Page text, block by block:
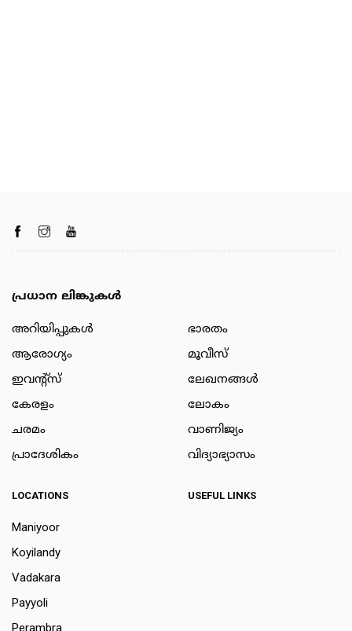
പ്രധാന ലിങ്കുകൾ
അറിയിപ്പുകള്‍
ആരോഗ്യം
ഇവന്റ്സ്
കേരളം
ചരമം
പ്രാദേശികം
ഭാരതം
മൂവീസ്
ലേഖനങ്ങള്‍
ലോകം
വാണിജ്യം
വിദ്യാഭ്യാസം
LOCATIONS
Maniyoor
Koyilandy
Vadakara
Payyoli
Perambra
USEFUL LINKS